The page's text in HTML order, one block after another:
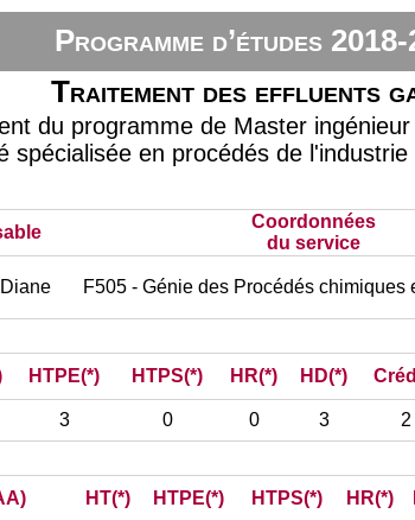
Programme d’études
Traitement des effluents
du programme de Master
spécialisée en procédés de
Coordonnées
du service
F505 - Génie des Procédés chimiques
HTPE(*) HTPS(*) HR(*) HD(*)
3 0 0 3 2
HT(*) HTPE(*) HTPS(*) HR(*)